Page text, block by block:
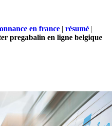
en france | résumé |
pregabalin en ligne belgique